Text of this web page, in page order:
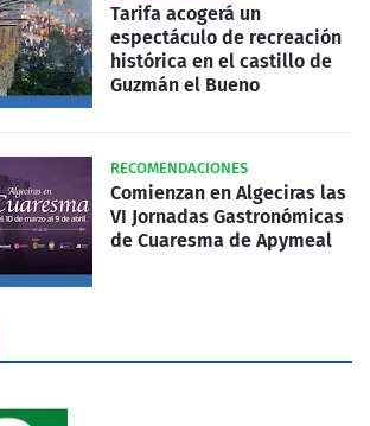
Tarifa acogerá un
espectáculo de recreación
histórica en el castillo de
Guzmán el Bueno
RECOMENDACIONES
Comienzan en Algeciras las
VI Jornadas Gastronómicas
de Cuaresma de Apymeal